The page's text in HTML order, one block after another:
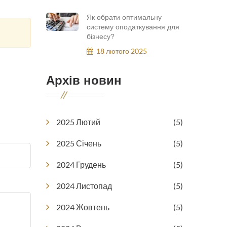
Як обрати оптимальну
систему оподаткування для
бізнесу?
18 лютого 2025
Архів новин
2025 Лютий (5)
2025 Січень (5)
2024 Грудень (5)
2024 Листопад (5)
2024 Жовтень (5)